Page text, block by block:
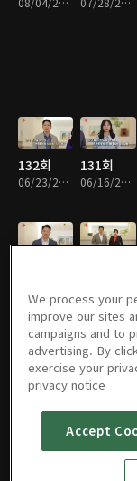
132회
06/23/2026 • 36분
131회
06/16/2026 • 37분
120회
03/31/2026 • 36분
119회
We process your
improve our sites
campaigns and to
advertising. By
exercise your
privacy notice
Accept